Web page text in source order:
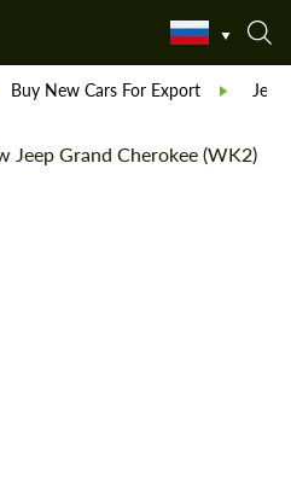
Buy New Cars For Export Jeep